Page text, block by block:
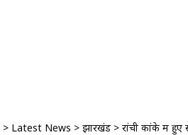
> Latest News > झारखंड > रांची कांके में